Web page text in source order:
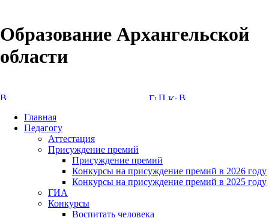
Образование Архангельской
области
Главная
Педагогу
Аттестация
Присуждение премий
Присуждение премий
Конкурсы на присуждение премий в 2026 году
Конкурсы на присуждение премий в 2025 году
ГИА
Конкурсы
Воспитать человека